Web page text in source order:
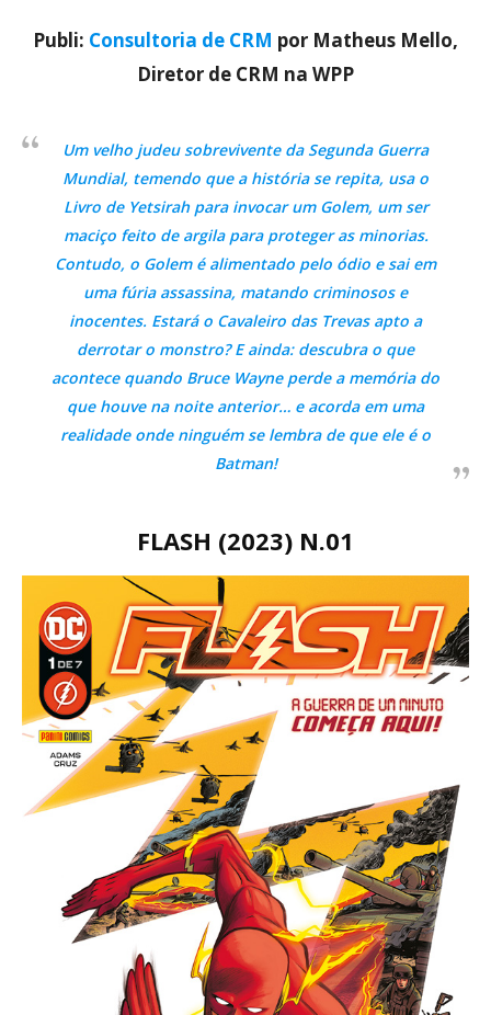
Publi: Consultoria de CRM por Matheus Mello,
Diretor de CRM na WPP
Um velho judeu sobrevivente da Segunda Guerra
Mundial, temendo que a história se repita, usa o
Livro de Yetsirah para invocar um Golem, um ser
maciço feito de argila para proteger as minorias.
Contudo, o Golem é alimentado pelo ódio e sai em
uma fúria assassina, matando criminosos e
inocentes. Estará o Cavaleiro das Trevas apto a
derrotar o monstro? E ainda: descubra o que
acontece quando Bruce Wayne perde a memória do
que houve na noite anterior… e acorda em uma
realidade onde ninguém se lembra de que ele é o
Batman!
FLASH (2023) N.01